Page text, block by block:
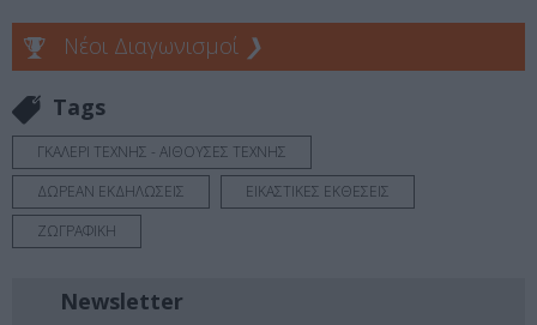
Νέοι Διαγωνισμοί ❯
Tags
ΓΚΑΛΕΡΙ ΤΕΧΝΗΣ - ΑΙΘΟΥΣΕΣ ΤΕΧΝΗΣ
ΔΩΡΕΑΝ ΕΚΔΗΛΩΣΕΙΣ
ΕΙΚΑΣΤΙΚΕΣ ΕΚΘΕΣΕΙΣ
ΖΩΓΡΑΦΙΚΗ
Newsletter